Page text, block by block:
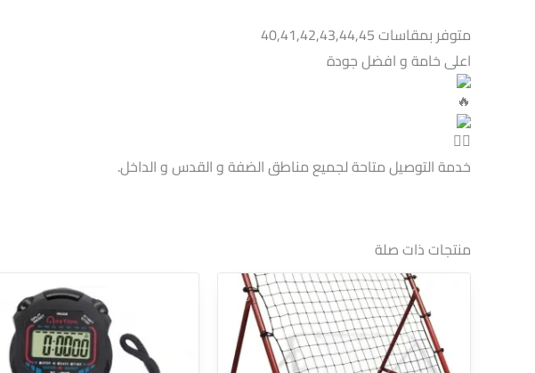
متوفر بمقاسات 40,41,42,43,44,45
اعلى خامة و افضل جودة
خدمة التوصيل متاحة لجميع مناطق الضفة و القدس و الداخل.
منتجات ذات صلة